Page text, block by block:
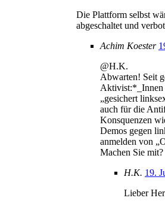
Die Plattform selbst
abgeschaltet und
Achim Koester
@H.K.
Abwarten! Seit
Aktivist:*_Innen
„gesichert
auch für die
Konsquenzen
Demos gegen
anmelden von
Machen Sie mit?
H.K. 19.
Lieber